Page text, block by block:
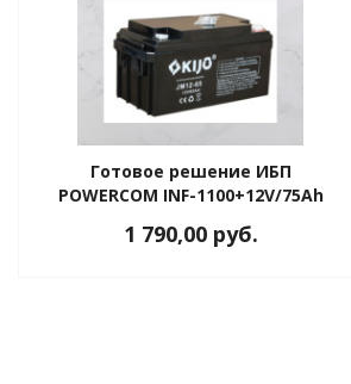
Готовое решение ИБП
POWERCOM INF-1100+12V/75Ah
1 790,00 руб.